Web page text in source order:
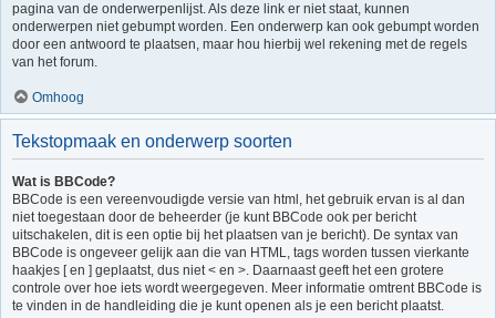
pagina van de onderwerpenlijst. Als deze link er niet staat, kunnen
onderwerpen niet gebumpt worden. Een onderwerp kan ook gebumpt worden
door een antwoord te plaatsen, maar hou hierbij wel rekening met de regels
van het forum.
Omhoog
Tekstopmaak en onderwerp soorten
Wat is BBCode?
BBCode is een vereenvoudigde versie van html, het gebruik ervan is al dan
niet toegestaan door de beheerder (je kunt BBCode ook per bericht
uitschakelen, dit is een optie bij het plaatsen van je bericht). De syntax van
BBCode is ongeveer gelijk aan die van HTML, tags worden tussen vierkante
haakjes [ en ] geplaatst, dus niet < en >. Daarnaast geeft het een grotere
controle over hoe iets wordt weergegeven. Meer informatie omtrent BBCode is
te vinden in de handleiding die je kunt openen als je een bericht plaatst.